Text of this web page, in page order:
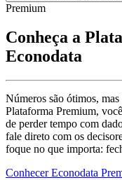
Premium
Conheça a
Econodata
Números são ótimos,
Plataforma Premium,
de perder tempo com
fale direto com os
foque no que importa:
Conhecer Econodata